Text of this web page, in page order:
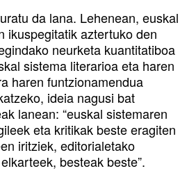
da lana. Lehenean, euskal
ikuspegitatik aztertuko den
neurketa kuantitatiboa
sistema literarioa eta haren
haren funtzionamendua
ideia nagusi bat
lanean: “euskal sistemaren
eta kritikak beste eragiten
iritziek, editorialetako
besteak beste”.